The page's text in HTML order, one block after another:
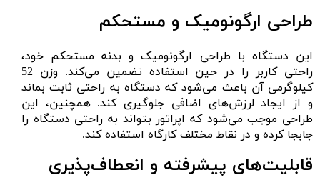
طراحی ارگونومیک و مستحکم
این دستگاه با طراحی ارگونومیک و بدنه مستحکم خود،
راحتی کاربر را در حین استفاده تضمین می‌کند. وزن 52
کیلوگرمی آن باعث می‌شود که دستگاه به راحتی ثابت بماند
و از ایجاد لرزش‌های اضافی جلوگیری کند. همچنین، این
طراحی موجب می‌شود که اپراتور بتواند به راحتی دستگاه را
جابجا کرده و در نقاط مختلف کارگاه استفاده کند.
قابلیت‌های پیشرفته و انعطاف‌پذیری